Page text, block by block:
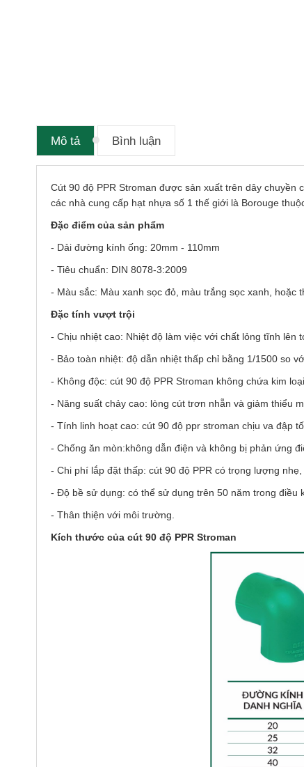
Mô tả Bình luận
Cút 90 độ PPR Stroman được sản xuất trên dây
các nhà cung cấp hạt nhựa số 1 thế giới là Borouge
Đặc điểm của sản phẩm
- Dải đường kính ống: 20mm - 110mm
- Tiêu chuẩn: DIN 8078-3:2009
- Màu sắc: Màu xanh sọc đỏ, màu trắng sọc xanh, hoặc
Đặc tính vượt trội
- Chịu nhiệt cao: Nhiệt độ làm việc với chất lỏng tĩnh lên
- Bảo toàn nhiệt: độ dẫn nhiệt thấp chỉ bằng 1/1500 so
- Không độc: cút 90 độ PPR Stroman không chứa kim
- Năng suất chảy cao: lòng cút trơn nhẵn và giảm thiểu
- Tính linh hoạt cao: cút 90 độ ppr stroman chịu va đập
- Chống ăn mòn:không dẫn điện và không bị phản ứng
- Chi phí lắp đặt thấp: cút 90 độ PPR có trọng lượng
- Độ bề sử dụng: có thể sử dụng trên 50 năm trong điều
- Thân thiện với môi trường.
Kích thước của cút 90 độ PPR Stroman